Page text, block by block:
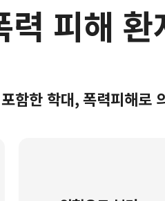
력 피해 환
함한 학대,폭력피해로